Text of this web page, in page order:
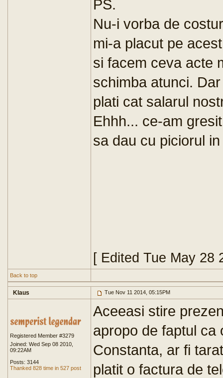
PS.
Nu-i vorba de
mi-a placut pe
si facem ceva acte
schimba atunci.
plati cat salarul
Ehhh... ce-am
sa dau cu piciorul
[ Edited Tue May 28
Back to top
Klaus Tue Nov 11 2014, 05:15PM
Registered Member #3279
Joined: Wed Sep 08 2010,
09:22AM
Posts: 3144
Thanked 828 time in 527 post
Aceeasi stire
apropo de faptul ca
Constanta, ar fi
platit o factura de